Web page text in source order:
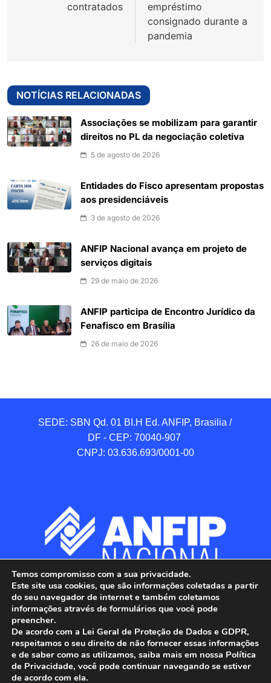
contratados
empréstimo
consignado durante a
pandemia
NOTÍCIAS RELACIONADAS
Associações se mobilizam para garantir
direitos no PL da negociação coletiva
5 de agosto de 2026
Entidades do Fisco apresentam propostas
aos presidenciáveis
3 de agosto de 2026
ANFIP Nacional avança em projeto de
serviços digitais
29 de maio de 2026
ANFIP participa de Encontro Jurídico da
Fenafisco em Brasília
26 de maio de 2026
SEDE: SBN Qd. 01 BI.H Ed. ANFIP, Brasilia /
DF - CEP: 70040-907
CNPJ: 03.636.693/0001-00
ANFIP - Associação Nacional dos Auditores
Temos compromisso com a sua privacidade.
Este site usa cookies, que são informações coletadas a partir
do seu navegador de internet e também coletamos
informações através de formulários que você pode
preencher.
De acordo com a Lei Geral de Proteção de Dados e GDPR,
respeitamos o seu direito de não fornecer essas informações
e de saber como as utilizamos, saiba mais em nossa Política
de Privacidade, você pode continuar navegando se estiver
de acordo com ela.